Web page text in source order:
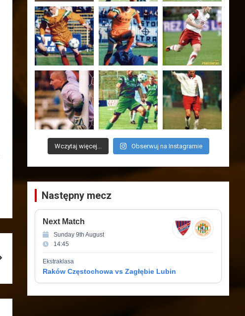
Wczytaj więcej... Obserwuj na Instagramie
Następny mecz
Next Match
Sunday 9th August
14:45
Ekstraklasa
Raków Częstochowa vs Zagłębie Lubin